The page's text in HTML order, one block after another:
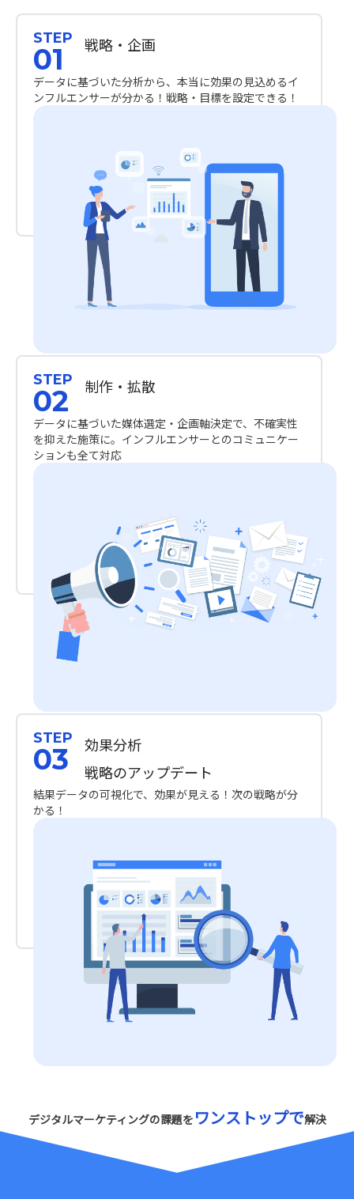
STEP
01 戦略・企画
データに基づいた分析から、本当に効果の見込めるイ
ンフルエンサーが分かる！戦略・目標を設定できる！
STEP
02 制作・拡散
データに基づいた媒体選定・企画軸決定で、不確実性
を抑えた施策に。インフルエンサーとのコミュニケー
ションも全て対応
STEP
03
効果分析
戦略のアップデート
結果データの可視化で、効果が見える！次の戦略が分
かる！
デジタルマーケティングの課題を ワンストップで解決